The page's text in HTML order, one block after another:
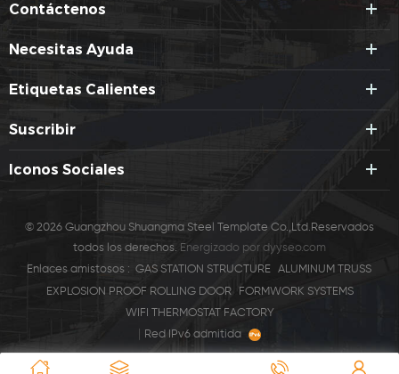
Contáctenos
Necesitas Ayuda
Etiquetas Calientes
Suscribir
Iconos Sociales
© 2026 Guangzhou Shuangma Steel Template Co.,Ltd.Reservados
todos los derechos. Energizado por dyyseo.com
Enlaces amistosos : GAS STATION STRUCTURE
ALUMINUM TRUSS
EXPLOSION PROOF ROLLING DOOR
FORMWORK SYSTEMS
WIFI THERMOSTAT FACTORY
Red IPv6 admitida